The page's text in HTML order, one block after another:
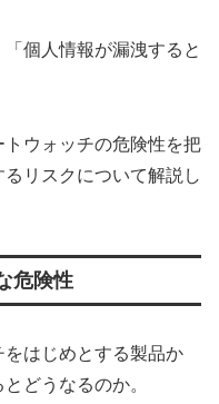
個人情報が漏洩すると
ウォッチの危険性を把
リスクについて解説し
危険性
はじめとする製品か
どうなるのか。